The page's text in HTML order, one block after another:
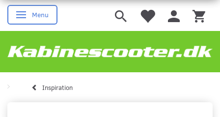
Skifte navigation
Menu
Inspiration